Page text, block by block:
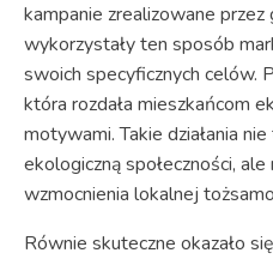
kampanie zrealizowane
wykorzystały ten sposób
swoich specyficznych celów.
która rozdała mieszkańcom
motywami. Takie działania
ekologiczną społeczności,
wzmocnienia lokalnej
Równie skuteczne okazało